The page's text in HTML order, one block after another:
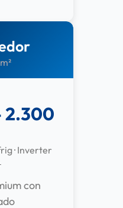
2.300
· Inverter
con